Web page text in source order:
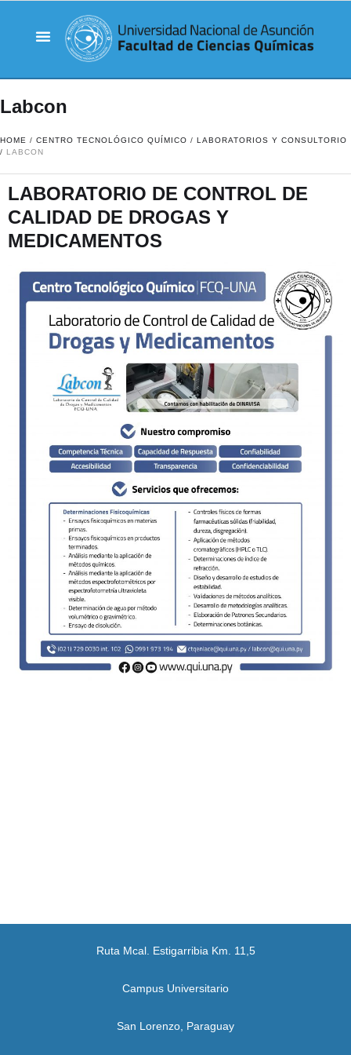
Labcon
HOME / CENTRO TECNOLÓGICO QUÍMICO / LABORATORIOS Y CONSULTORIO
/ LABCON
LABORATORIO DE CONTROL DE
CALIDAD DE DROGAS Y
MEDICAMENTOS
Ruta Mcal. Estigarribia Km. 11,5
Campus Universitario
San Lorenzo, Paraguay